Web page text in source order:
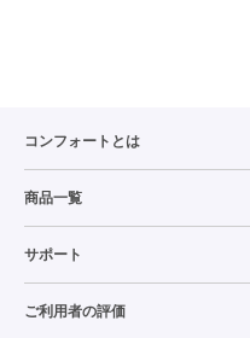
コンフォートとは
商品一覧
サポート
ご利用者の評価